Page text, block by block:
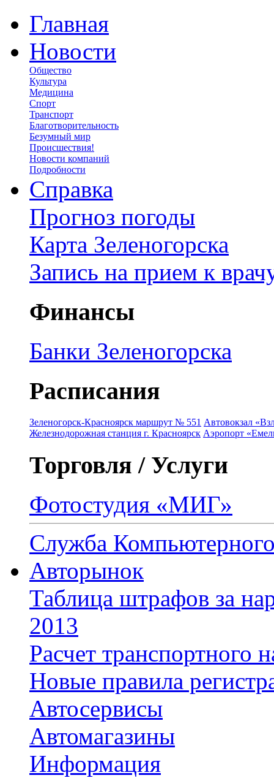
Главная
Новости
Общество
Культура
Медицина
Спорт
Транспорт
Благотворительность
Безумный мир
Происшествия!
Новости компаний
Подробности
Справка
Прогноз погоды
Карта Зеленогорска
Запись на прием к
Финансы
Банки Зеленогорска
Расписания
Зеленогорск-Красноярск маршрут № 551 Автовокзал
Железнодорожная станция г. Красноярск Аэропорт
Торговля / Услуги
Фотостудия «МИГ»
Служба
Авторынок
Таблица штрафов за
2013
Расчет транспортного
Новые правила
Автосервисы
Автомагазины
Информация